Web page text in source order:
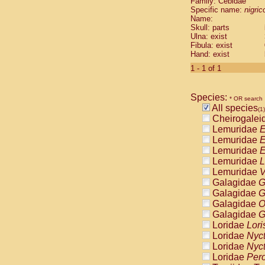
Cebidae
Cebidae
Cebidae
Cebidae
Cebidae
Cebidae
Cebidae
Cebidae
Cebidae
Cebidae
Cebidae
Cebidae
Atelidae
Atelidae
Atelidae
Atelidae
Atelidae
Atelidae
Atelidae
Atelidae
Atelidae
Atelidae
Pitheciidae
Specific name:
Name:
Skull: parts
Ulna: exist
Fibula: exist
Hand: exist
1 - 1 of 1
Species: * OR search
All species(1)
Lemuridae
Lemuridae
Lemuridae
Lemuridae
Lemuridae
Galagidae
Galagidae
Galagidae
Galagidae
Loridae
Loridae
Loridae
Loridae